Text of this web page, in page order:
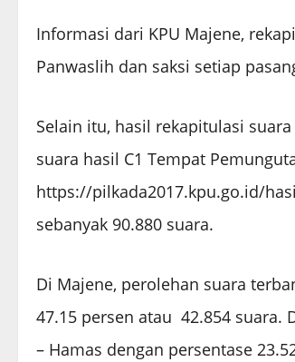
Informasi dari KPU Majene,
Panwaslih dan saksi setiap
Selain itu, hasil rekapitulasi
suara hasil C1 Tempat
https://pilkada2017.kpu.go.id/
sebanyak 90.880 suara.
Di Majene, perolehan suara
47.15 persen atau 42.854 suara.
– Hamas dengan persentase